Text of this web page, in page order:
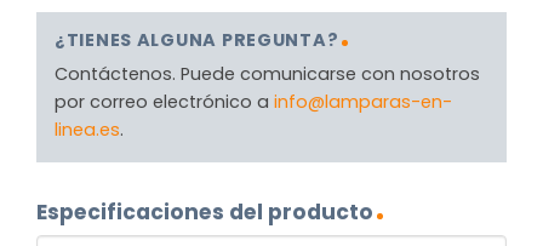
¿TIENES ALGUNA PREGUNTA?
Contáctenos. Puede comunicarse con nosotros
por correo electrónico a info@lamparas-en-
linea.es.
Especificaciones del producto